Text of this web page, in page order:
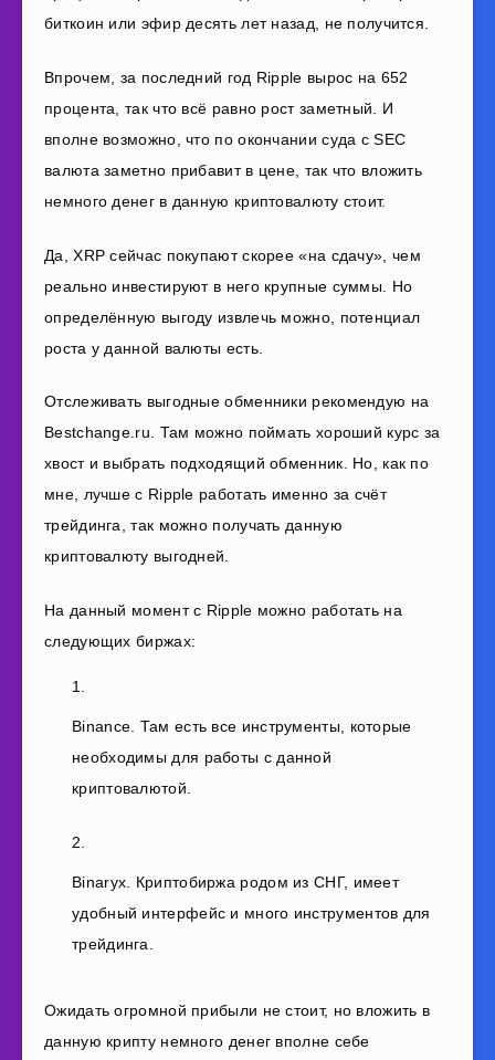
биткоин или эфир десять лет назад, не получится.
Впрочем, за последний год Ripple вырос на 652
процента, так что всё равно рост заметный. И
вполне возможно, что по окончании суда сSEC
валюта заметно прибавит в цене, так что вложить
немного денег в данную криптовалюту стоит.
Да,XRP сейчас покупают скорее «на сдачу», чем
реально инвестируют в него крупные суммы. Но
определённую выгоду извлечь можно, потенциал
роста у данной валюты есть.
Отслеживать выгодные обменники рекомендую на
Bestchange.ru. Там можно поймать хороший курс за
хвост и выбрать подходящий обменник. Но, как по
мне, лучше с Ripple работать именно за счёт
трейдинга, так можно получать данную
криптовалюту выгодней.
На данный момент с Ripple можно работать на
следующих биржах:
Binance. Там есть все инструменты, которые
необходимы для работы с данной
криптовалютой.
Binaryx. Криптобиржа родом из СНГ, имеет
удобный интерфейс и много инструментов для
трейдинга.
Ожидать огромной прибыли не стоит, но вложить в
данную крипту немного денег вполне себе